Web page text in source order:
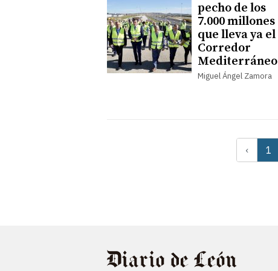
pecho de los
7.000 millones
que lleva ya el
Corredor
Mediterráneo
Miguel Ángel Zamora
‹ 1